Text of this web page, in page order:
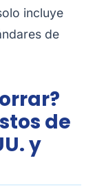
incluye
de
de
y